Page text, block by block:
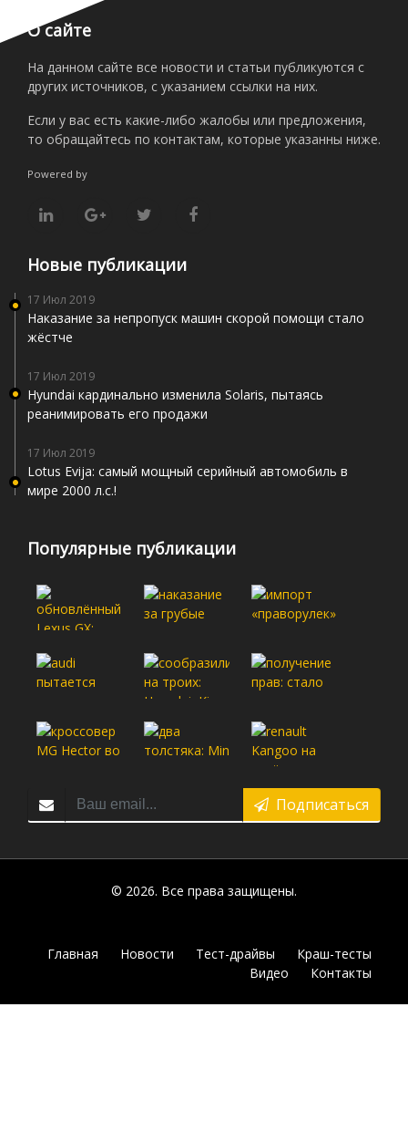
О сайте
На данном сайте все новости и статьи публикуются с
других источников, с указанием ссылки на них.
Если у вас есть какие-либо жалобы или предложения,
то обращайтесь по контактам, которые указанны ниже.
Powered by
Новые публикации
17 Июл 2019
Наказание за непропуск машин скорой помощи стало
жёстче
17 Июл 2019
Hyundai кардинально изменила Solaris, пытаясь
реанимировать его продажи
17 Июл 2019
Lotus Evija: самый мощный серийный автомобиль в
мире 2000 л.с.!
Популярные публикации
Подписаться
© 2026. Все права защищены.
Главная Новости Тест-драйвы
Краш-тесты
Видео
Контакты